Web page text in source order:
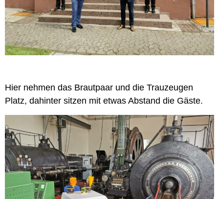
Hier nehmen das Brautpaar und die Trauzeugen
Platz, dahinter sitzen mit etwas Abstand die Gäste.